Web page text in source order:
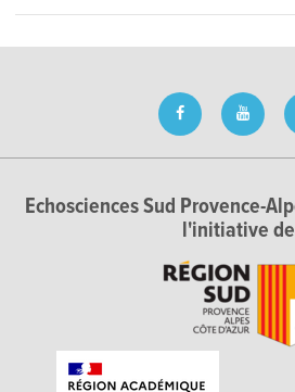
Echosciences Sud Provence-
l'initiative